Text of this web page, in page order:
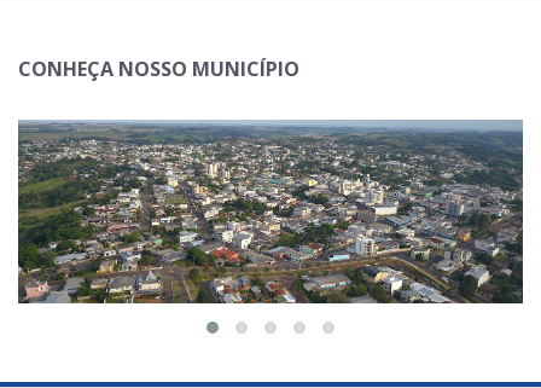
CONHEÇA NOSSO MUNICÍPIO